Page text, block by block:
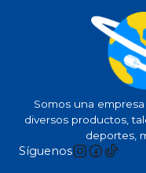
Somos una
diversos productos,
deportes,
Síguenos